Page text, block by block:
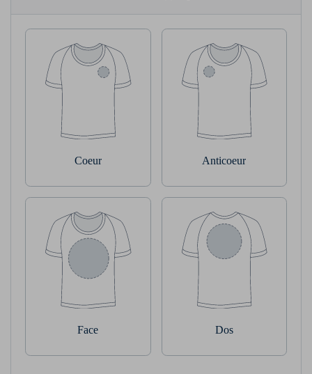
Coeur Anticoeur
Face Dos